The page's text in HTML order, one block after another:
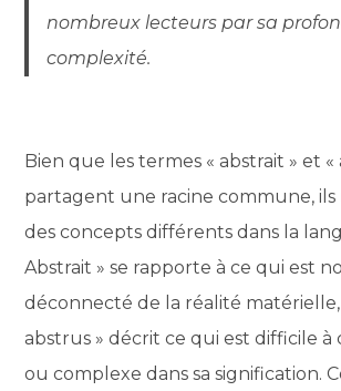
nombreux lecteurs par sa
complexité.
Bien que les termes « abstrait » et «
partagent une racine commune,
des concepts différents dans la
Abstrait » se rapporte à ce qui est
déconnecté de la réalité
abstrus » décrit ce qui est difficile
ou complexe dans sa signification.